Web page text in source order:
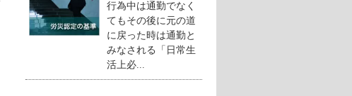
行為中は通勤でなく
てもその後に元の道
に戻った時は通勤と
みなされる「日常生
活上必...